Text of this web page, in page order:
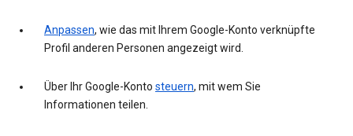
Anpassen, wie das mit Ihrem Google-Konto verknüpfte
Profil anderen Personen angezeigt wird.
Über Ihr Google-Konto steuern, mit wem Sie
Informationen teilen.